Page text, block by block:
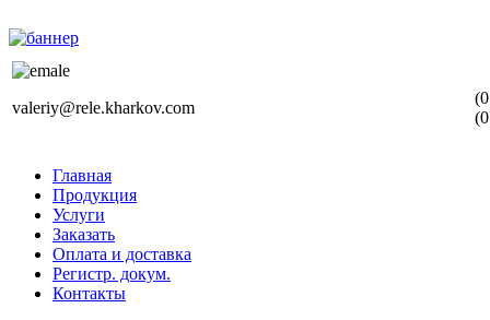
valeriy@rele.kharkov.com
Главная
Продукция
Услуги
Заказать
Оплата и доставка
Регистр. докум.
Контакты